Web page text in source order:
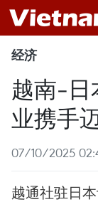
经济
越南-日
业携手
07/10/2025
越通社驻日